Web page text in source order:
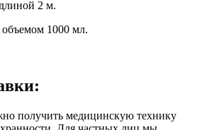
2 м.
1000 мл.
получить медицинскую технику